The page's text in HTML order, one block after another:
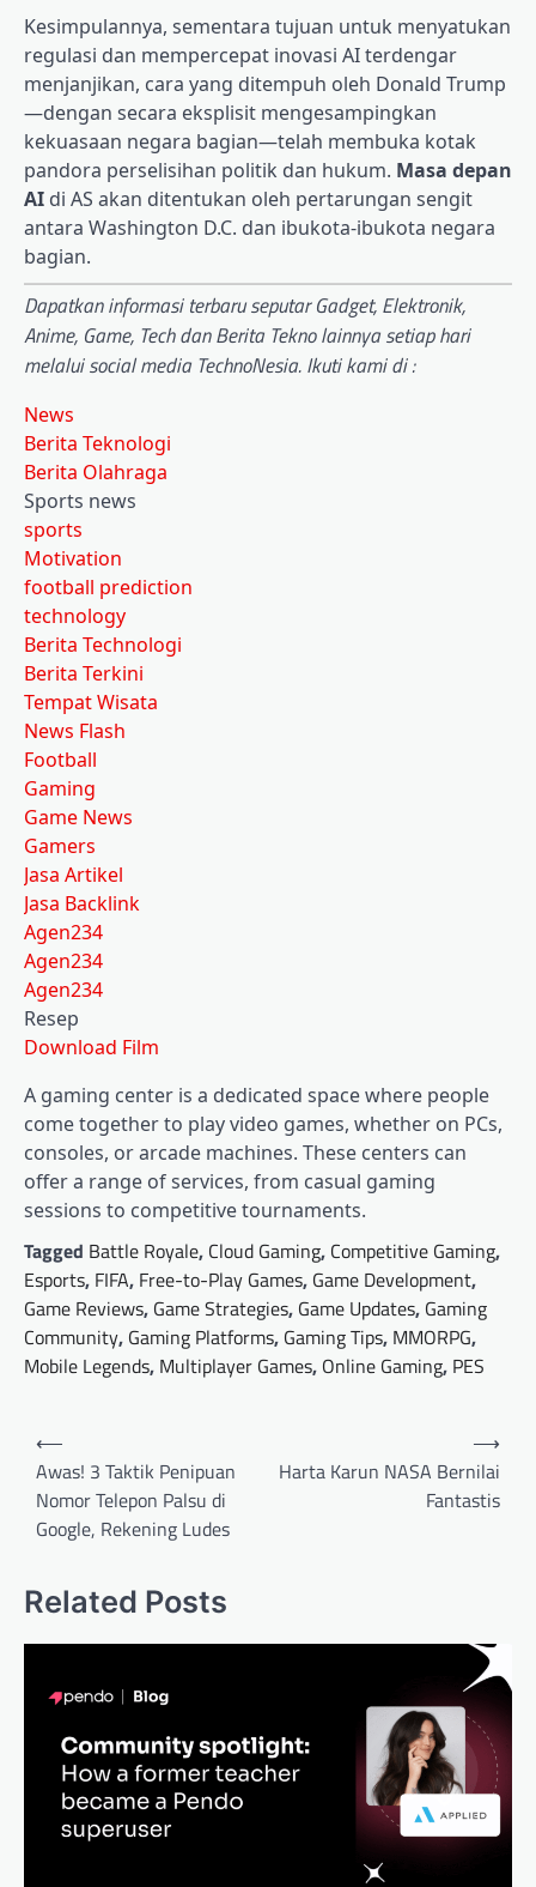
Kesimpulannya, sementara tujuan untuk menyatukan
regulasi dan mempercepat inovasi AI terdengar
menjanjikan, cara yang ditempuh oleh Donald Trump
—dengan secara eksplisit mengesampingkan
kekuasaan negara bagian—telah membuka kotak
pandora perselisihan politik dan hukum. Masa depan
AI di AS akan ditentukan oleh pertarungan sengit
antara Washington D.C. dan ibukota-ibukota negara
bagian.
Dapatkan informasi terbaru seputar Gadget, Elektronik,
Anime, Game, Tech dan Berita Tekno lainnya setiap hari
melalui social media TechnoNesia. Ikuti kami di :
News
Berita Teknologi
Berita Olahraga
Sports news
sports
Motivation
football prediction
technology
Berita Technologi
Berita Terkini
Tempat Wisata
News Flash
Football
Gaming
Game News
Gamers
Jasa Artikel
Jasa Backlink
Agen234
Agen234
Agen234
Resep
Download Film
A gaming center is a dedicated space where people
come together to play video games, whether on PCs,
consoles, or arcade machines. These centers can
offer a range of services, from casual gaming
sessions to competitive tournaments.
Tagged Battle Royale, Cloud Gaming, Competitive Gaming,
Esports, FIFA, Free-to-Play Games, Game Development,
Game Reviews, Game Strategies, Game Updates, Gaming
Community, Gaming Platforms, Gaming Tips, MMORPG,
Mobile Legends, Multiplayer Games, Online Gaming, PES
Post
navigation
⟵
Awas! 3 Taktik Penipuan
Nomor Telepon Palsu di
Google, Rekening Ludes
Harta Karun NASA Bernilai
Fantastis
⟶
Related Posts